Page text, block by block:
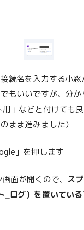
続名を入力する小
もいいですが、分か
用」などと付けても
まま進みました）
」を押します
面が開くので、 ス
_ログ）を置いてい